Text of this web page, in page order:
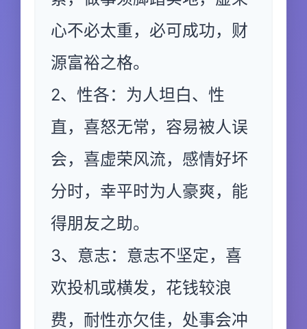
心不必太重，必可成功，财
源富裕之格。
2、性各：为人坦白、性
直，喜怒无常，容易被人误
会，喜虚荣风流，感情好坏
分时，幸平时为人豪爽，能
得朋友之助。
3、意志：意志不坚定，喜
欢投机或横发，花钱较浪
费，耐性亦欠佳，处事会冲